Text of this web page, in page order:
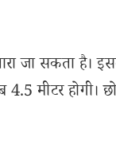
जा सकता है।
मीटर होगी।